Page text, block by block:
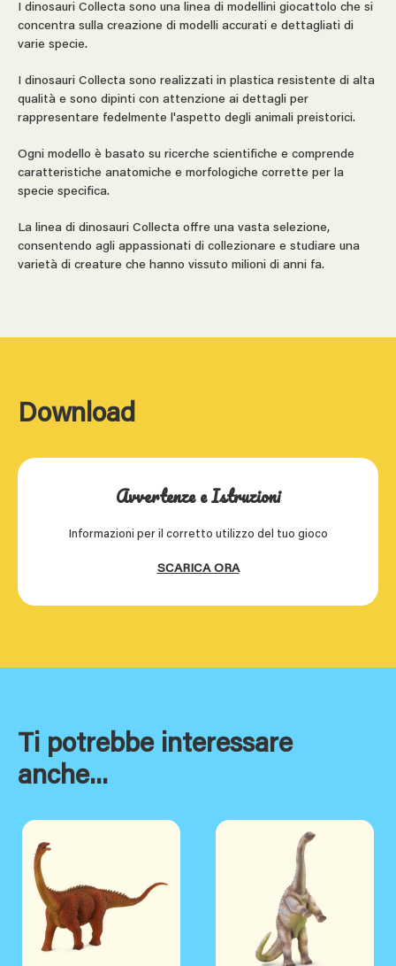
I dinosauri Collecta sono una linea di modellini giocattolo che si
concentra sulla creazione di modelli accurati e dettagliati di
varie specie.
I dinosauri Collecta sono realizzati in plastica resistente di alta
qualità e sono dipinti con attenzione ai dettagli per
rappresentare fedelmente l'aspetto degli animali preistorici.
Ogni modello è basato su ricerche scientifiche e comprende
caratteristiche anatomiche e morfologiche corrette per la
specie specifica.
La linea di dinosauri Collecta offre una vasta selezione,
consentendo agli appassionati di collezionare e studiare una
varietà di creature che hanno vissuto milioni di anni fa.
Download
Avvertenze e Istruzioni
Informazioni per il corretto utilizzo del tuo gioco
SCARICA ORA
Ti potrebbe interessare
anche...